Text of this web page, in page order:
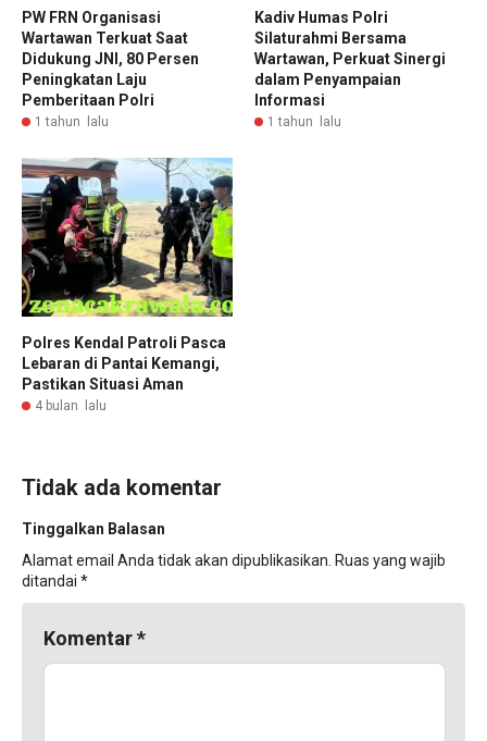
PW FRN Organisasi
Wartawan Terkuat Saat
Didukung JNI, 80 Persen
Peningkatan Laju
Pemberitaan Polri
1 tahun lalu
Kadiv Humas Polri
Silaturahmi Bersama
Wartawan, Perkuat Sinergi
dalam Penyampaian
Informasi
1 tahun lalu
Polres Kendal Patroli Pasca
Lebaran di Pantai Kemangi,
Pastikan Situasi Aman
4 bulan lalu
Tidak ada komentar
Tinggalkan Balasan
Alamat email Anda tidak akan dipublikasikan. Ruas yang wajib
ditandai *
Komentar*